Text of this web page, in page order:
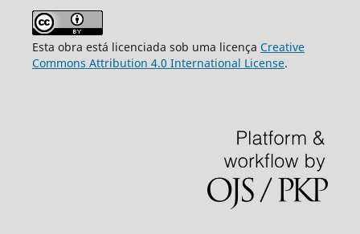
Esta obra está licenciada sob uma licença Creative
Commons Attribution 4.0 International License.